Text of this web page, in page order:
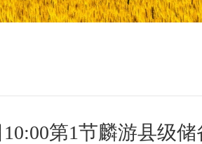
10:00第1节麟游县级